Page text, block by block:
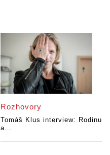
Rozhovory
Tomáš Klus interview: Rodinu
a...